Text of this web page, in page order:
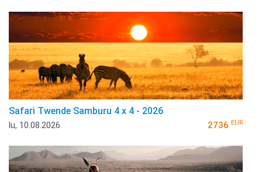
Safari Twende Samburu 4 x 4 - 2026
lu, 10.08.2026 2736 EUR